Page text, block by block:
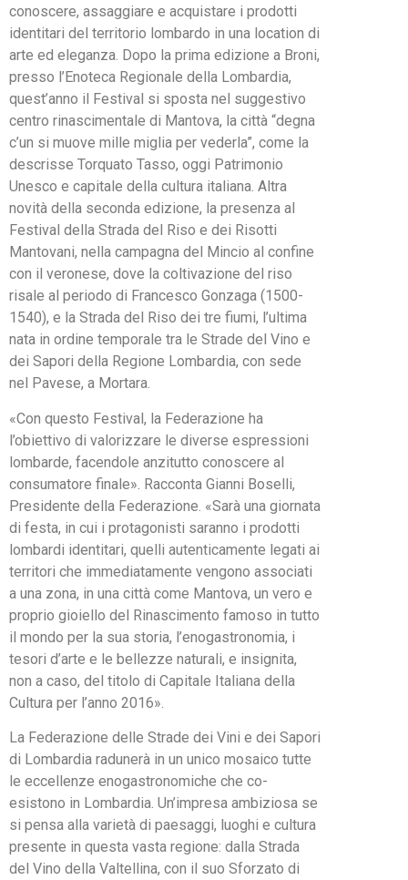
conoscere, assaggiare e acquistare i prodotti
identitari del territorio lombardo in una location di
arte ed eleganza. Dopo la prima edizione a Broni,
presso l’Enoteca Regionale della Lombardia,
quest’anno il Festival si sposta nel suggestivo
centro rinascimentale di Mantova, la città “degna
c’un si muove mille miglia per vederla”, come la
descrisse Torquato Tasso, oggi Patrimonio
Unesco e capitale della cultura italiana. Altra
novità della seconda edizione, la presenza al
Festival della Strada del Riso e dei Risotti
Mantovani, nella campagna del Mincio al confine
con il veronese, dove la coltivazione del riso
risale al periodo di Francesco Gonzaga (1500-
1540), e la Strada del Riso dei tre fiumi, l’ultima
nata in ordine temporale tra le Strade del Vino e
dei Sapori della Regione Lombardia, con sede
nel Pavese, a Mortara.
«Con questo Festival, la Federazione ha
l’obiettivo di valorizzare le diverse espressioni
lombarde, facendole anzitutto conoscere al
consumatore finale». Racconta Gianni Boselli,
Presidente della Federazione. «Sarà una giornata
di festa, in cui i protagonisti saranno i prodotti
lombardi identitari, quelli autenticamente legati ai
territori che immediatamente vengono associati
a una zona, in una città come Mantova, un vero e
proprio gioiello del Rinascimento famoso in tutto
il mondo per la sua storia, l’enogastronomia, i
tesori d’arte e le bellezze naturali, e insignita,
non a caso, del titolo di Capitale Italiana della
Cultura per l’anno 2016».
La Federazione delle Strade dei Vini e dei Sapori
di Lombardia radunerà in un unico mosaico tutte
le eccellenze enogastronomiche che co-
esistono in Lombardia. Un’impresa ambiziosa se
si pensa alla varietà di paesaggi, luoghi e cultura
presente in questa vasta regione: dalla Strada
del Vino della Valtellina, con il suo Sforzato di